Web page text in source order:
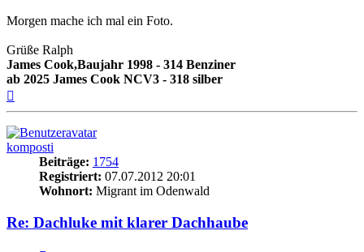
Morgen mache ich mal ein Foto.
Grüße Ralph
James Cook,Baujahr 1998 - 314 Benziner
ab 2025 James Cook NCV3 - 318 silber
komposti
Beiträge: 1754
Registriert: 07.07.2012 20:01
Wohnort: Migrant im Odenwald
Re: Dachluke mit klarer Dachhaube